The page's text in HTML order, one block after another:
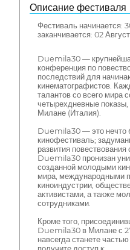
Описание фестиваля
Фестиваль
заканчивается: 02
Duemila30 —
конференция по
последствий для
кинематографистов.
талантов со всего мира
четырехдневные
Милане (Италия).
Duemila30 — это нечто
кинофестиваль;
развития
Duemila30 пронизан
созданной молодыми
мира, международными
киноиндустрии,
активистами, а также
сотрудниками.
Кроме того,
Duemila30 в Милане с
навсегда станете